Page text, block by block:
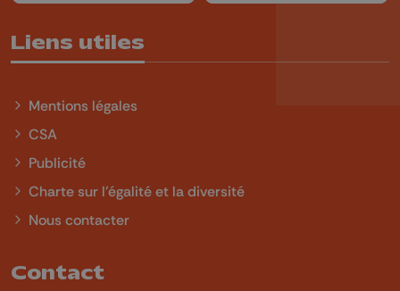
Liens utiles
Mentions légales
CSA
Publicité
Charte sur l'égalité et la diversité
Nous contacter
Contact